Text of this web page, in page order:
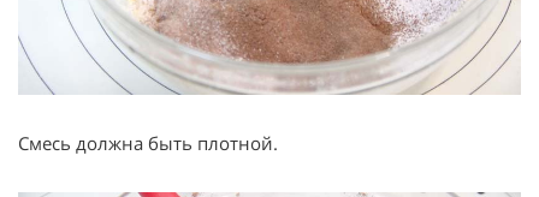
Смесь должна быть плотной.